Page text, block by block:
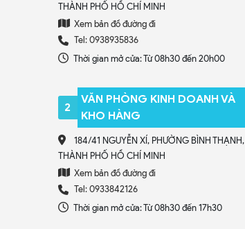
THÀNH PHỐ HỒ CHÍ MINH
Xem bản đồ đường đi
Tel: 0938935836
Thời gian mở cửa: Từ 08h30 đến 20h00
2
VĂN PHÒNG KINH DOANH VÀ
KHO HÀNG
184/41 NGUYỄN XÍ, PHƯỜNG BÌNH THẠNH,
THÀNH PHỐ HỒ CHÍ MINH
Xem bản đồ đường đi
Tel: 0933842126
Thời gian mở cửa: Từ 08h30 đến 17h30